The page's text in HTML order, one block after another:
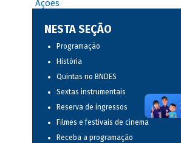
Ações
NESTA SEÇÃO
Programação
História
Quintas no BNDES
Sextas instrumentais
Reserva de ingressos
Filmes e festivais de cinema
Receba a programação